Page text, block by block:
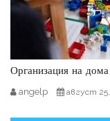
Организация на
angelp август